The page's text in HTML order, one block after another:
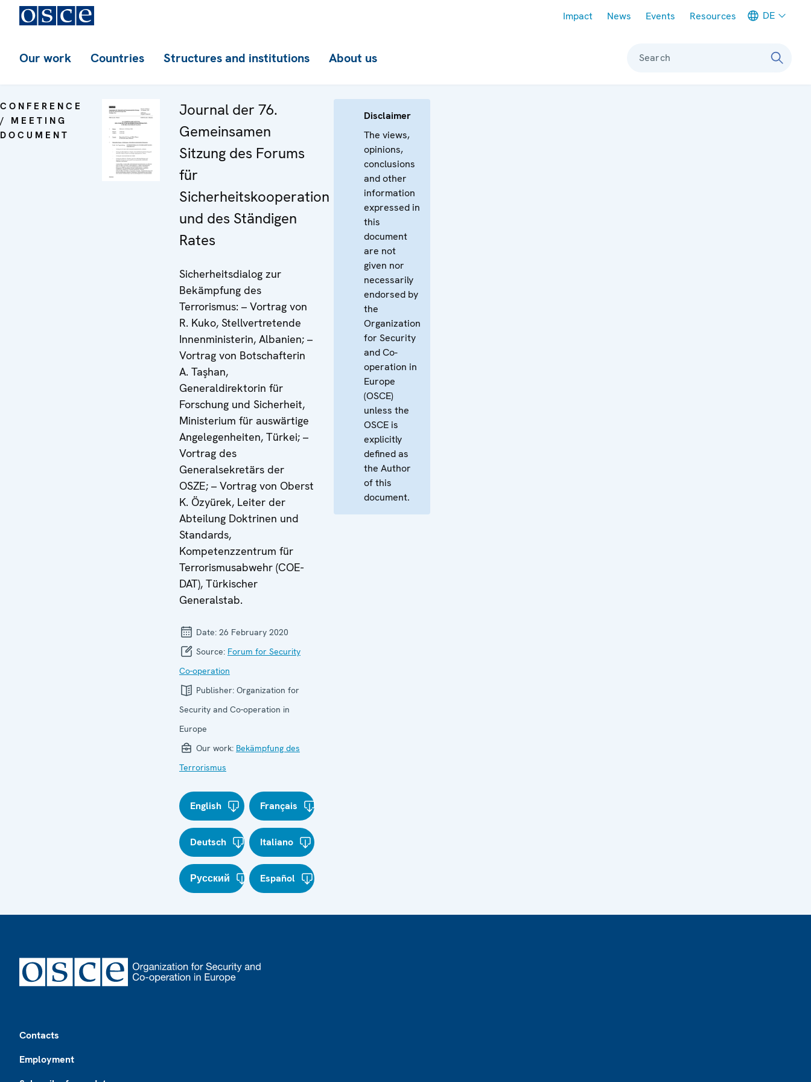
Impact News Events Resources DE
Our work Countries Structures and institutions About us Search
CONFERENCE
/ MEETING
DOCUMENT
Journal der 76.
Gemeinsamen
Sitzung des Forums
für
Sicherheitskooperation
und des Ständigen
Rates
Sicherheitsdialog zur
Bekämpfung des
Terrorismus: – Vortrag von
R. Kuko, Stellvertretende
Innenministerin, Albanien; –
Vortrag von Botschafterin
A. Taşhan,
Generaldirektorin für
Forschung und Sicherheit,
Ministerium für auswärtige
Angelegenheiten, Türkei; –
Vortrag des
Generalsekretärs der
OSZE; – Vortrag von Oberst
K. Özyürek, Leiter der
Abteilung Doktrinen und
Standards,
Kompetenzzentrum für
Terrorismusabwehr (COE-
DAT), Türkischer
Generalstab.
Date: 26 February 2020
Source: Forum for Security
Co-operation
Publisher: Organization for
Security and Co-operation in
Europe
Our work: Bekämpfung des
Terrorismus
English Français
Deutsch Italiano
Русский Español
Disclaimer
The views,
opinions,
conclusions
and other
information
expressed in
this
document
are not
given nor
necessarily
endorsed by
the
Organization
for Security
and Co-
operation in
Europe
(OSCE)
unless the
OSCE is
explicitly
defined as
the Author
of this
document.
Contacts
Employment